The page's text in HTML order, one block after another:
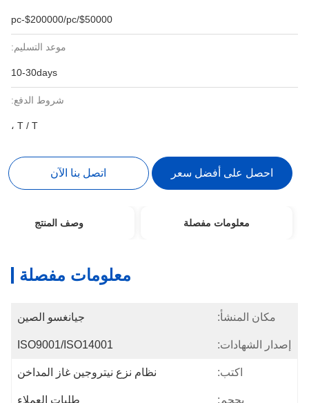
$50000/pc-$200000/pc
موعد التسليم:
10-30days
شروط الدفع:
T / T ،
احصل على أفضل سعر اتصل بنا الآن
معلومات مفصلة وصف المنتج
معلومات مفصلة
مكان المنشأ: جيانغسو الصين
إصدار الشهادات: ISO9001/ISO14001
اكتب: نظام نزع نيتروجين غاز المداخن
بحجم: طلبات العملاء